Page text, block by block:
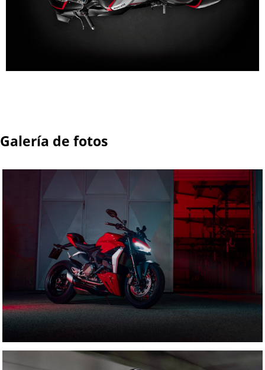
Galería de fotos